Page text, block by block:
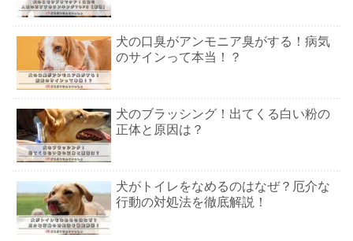
犬の口臭がアンモニア臭がする！病気
のサインって本当！？
犬のブラッシング！出てくる白い粉の
正体と原因は？
犬がトイレをなめるのはなぜ？厄介な
行動の対処法を徹底解説！